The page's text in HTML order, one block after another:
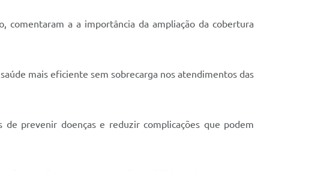
comentaram a a importância da ampliação da cobertura
mais eficiente sem sobrecarga nos atendimentos das
prevenir doenças e reduzir complicações que podem